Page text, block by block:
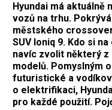
Hyundai má
vozů na trhu.
městského
SUV Ioniq 9. Kdo si
navíc zvolit některý z
modelů. Pomyslným
futuristické a
o elektrifikaci,
pro každé použití.